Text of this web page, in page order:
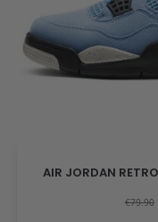
AIR JORDAN
€79.90